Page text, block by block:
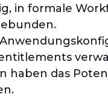
in formale
haben das